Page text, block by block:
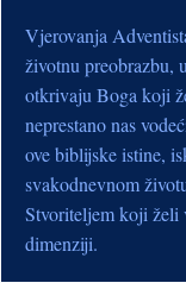
Vjerovanja
životnu preobrazbu,
otkrivaju Boga koji
neprestano nas
ove biblijske istine,
svakodnevnom
Stvoriteljem koji želi
dimenziji.